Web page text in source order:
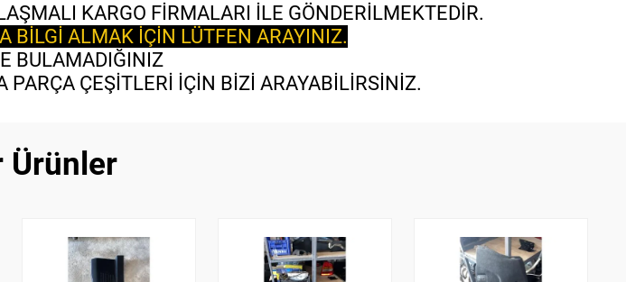
KARGO FİRMALARI İLE GÖNDERİLMEKTEDİR.
BİLGİ ALMAK İÇİN LÜTFEN ARAYINIZ.
BULAMADIĞINIZ
ÇEŞİTLERİ İÇİN BİZİ ARAYABİLİRSİNİZ.
Ürünler